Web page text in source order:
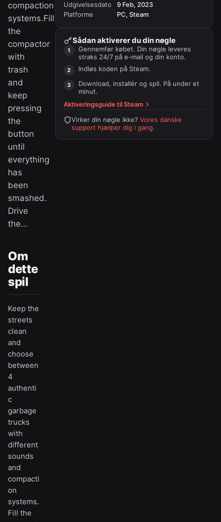
compaction
systems.Fill
the
compactor
with
trash
and
keep
pressing
the
button
until
everything
has
been
smashed.
Drive
the…
Udgivelsesdato
9 Feb, 2023
Platforme
PC, Steam
Sådan aktiverer du din nøgle
Gennemfør købet. Din nøgle leveres
straks 24/7 på e-mail og din konto.
Indløs koden på Steam.
Download, installér og spil. På under et
minut.
Aktiveringsguide tilSteam
Virker din nøgle ikke? Vores danske
support hjælper dig i gang.
Om
dette
spil
Keep the
streets
clean
and
choose
between
4
authenti
c
garbage
trucks
with
different
sounds
and
compacti
on
systems.
Fill the